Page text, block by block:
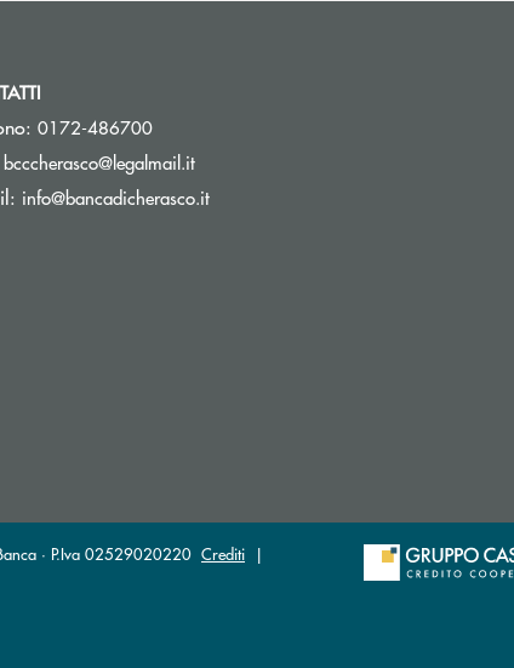
finestra
0172-486700
bcccherasco@legalmail.it(si apre l’app di posta elettronica)
info@bancadicherasco.it(si apre l’app di posta elettronica)
· P.Iva 02529020220 Crediti |